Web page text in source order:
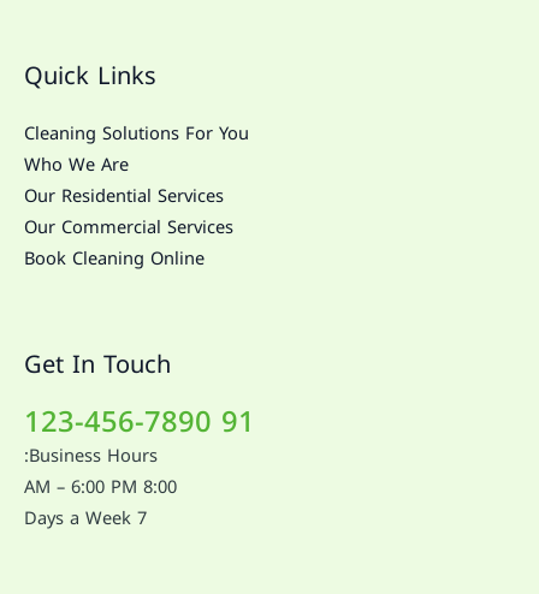
Quick Links
Cleaning Solutions For You
Who We Are
Our Residential Services
Our Commercial Services
Book Cleaning Online
Get In Touch
91 123-456-7890
Business Hours:
8:00 AM – 6:00 PM
7 Days a Week